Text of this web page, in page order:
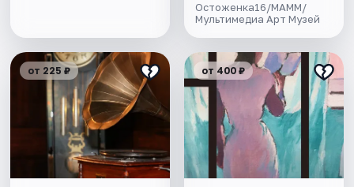
Остоженка16/МАММ/
Мультимедиа Арт Музей
от 225 ₽ от 400 ₽